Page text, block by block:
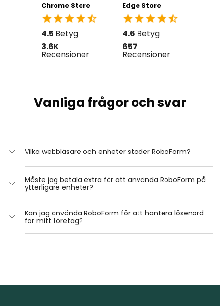
Chrome Store
4.5 Betyg
3.6K
Recensioner
Edge Store
4.6 Betyg
657
Recensioner
Vanliga frågor och svar
Vilka webbläsare och enheter stöder RoboForm?
Linux och Chrome OS. Tillägg är tillgängliga för alla
större webbläsare för stationära datorer: Chrome,
Skrivbordsapplikationer finns tillgängliga för Windows
och Mac. Mobilapplikationer för iOS och Android finns
Måste jag betala extra för att använda RoboForm på
ytterligare enheter?
RoboForm på alla dina webbläsare och enheter.
Kan jag använda RoboForm för att hantera lösenord
för mitt företag?